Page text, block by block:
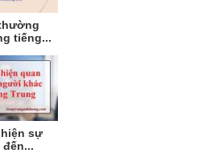
tiếng...
sự
đến...